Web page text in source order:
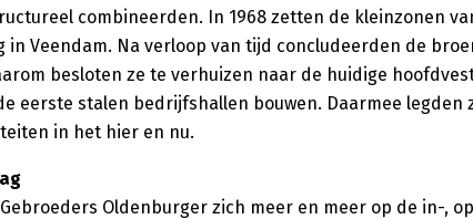
combineerden. In 1968 zetten de kleinzonen
in Veendam. Na verloop van tijd concludeerden de
besloten ze te verhuizen naar de huidige
eerste stalen bedrijfshallen bouwen. Daarmee
in het hier en nu.
Oldenburger zich meer en meer op de in-,